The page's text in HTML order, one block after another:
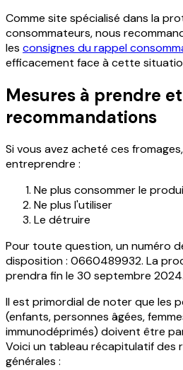
Comme site spécialisé dans la
consommateurs, nous
les consignes du rappel
efficacement face à cette
Mesures à prendre et
recommandations
Si vous avez acheté ces
entreprendre :
Ne plus consommer le
Ne plus l'utiliser
Le détruire
Pour toute question, un numéro
disposition : 0660489932. La
prendra fin le 30 septembre 2024.
Il est primordial de noter que les
(enfants, personnes âgées,
immunodéprimés) doivent être
Voici un tableau récapitulatif des
générales :